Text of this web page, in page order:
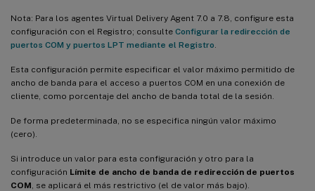
Nota: Para los agentes Virtual Delivery Agent 7.0 a 7.8, configure esta
configuración con el Registro; consulte Configurar la redirección de
puertos COM y puertos LPT mediante el Registro
Esta configuración permite especificar el valor máximo permitido de
ancho de banda para el acceso a puertos COM en una conexión de
cliente, como porcentaje del ancho de banda total de la sesión.
De forma predeterminada, no se especifica ningún valor máximo
(cero).
Si introduce un valor para esta configuración y otro para la
configuración Límite de ancho de banda de redirección de puertos
COM , se aplicará el más restrictivo (el de valor más bajo).